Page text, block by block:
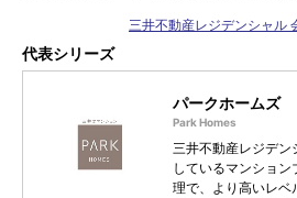
三井不動産レジデンシャル
代表シリーズ
パークホームズ
三井不動産レジデン
しているマンショ
理で、より高いレベ